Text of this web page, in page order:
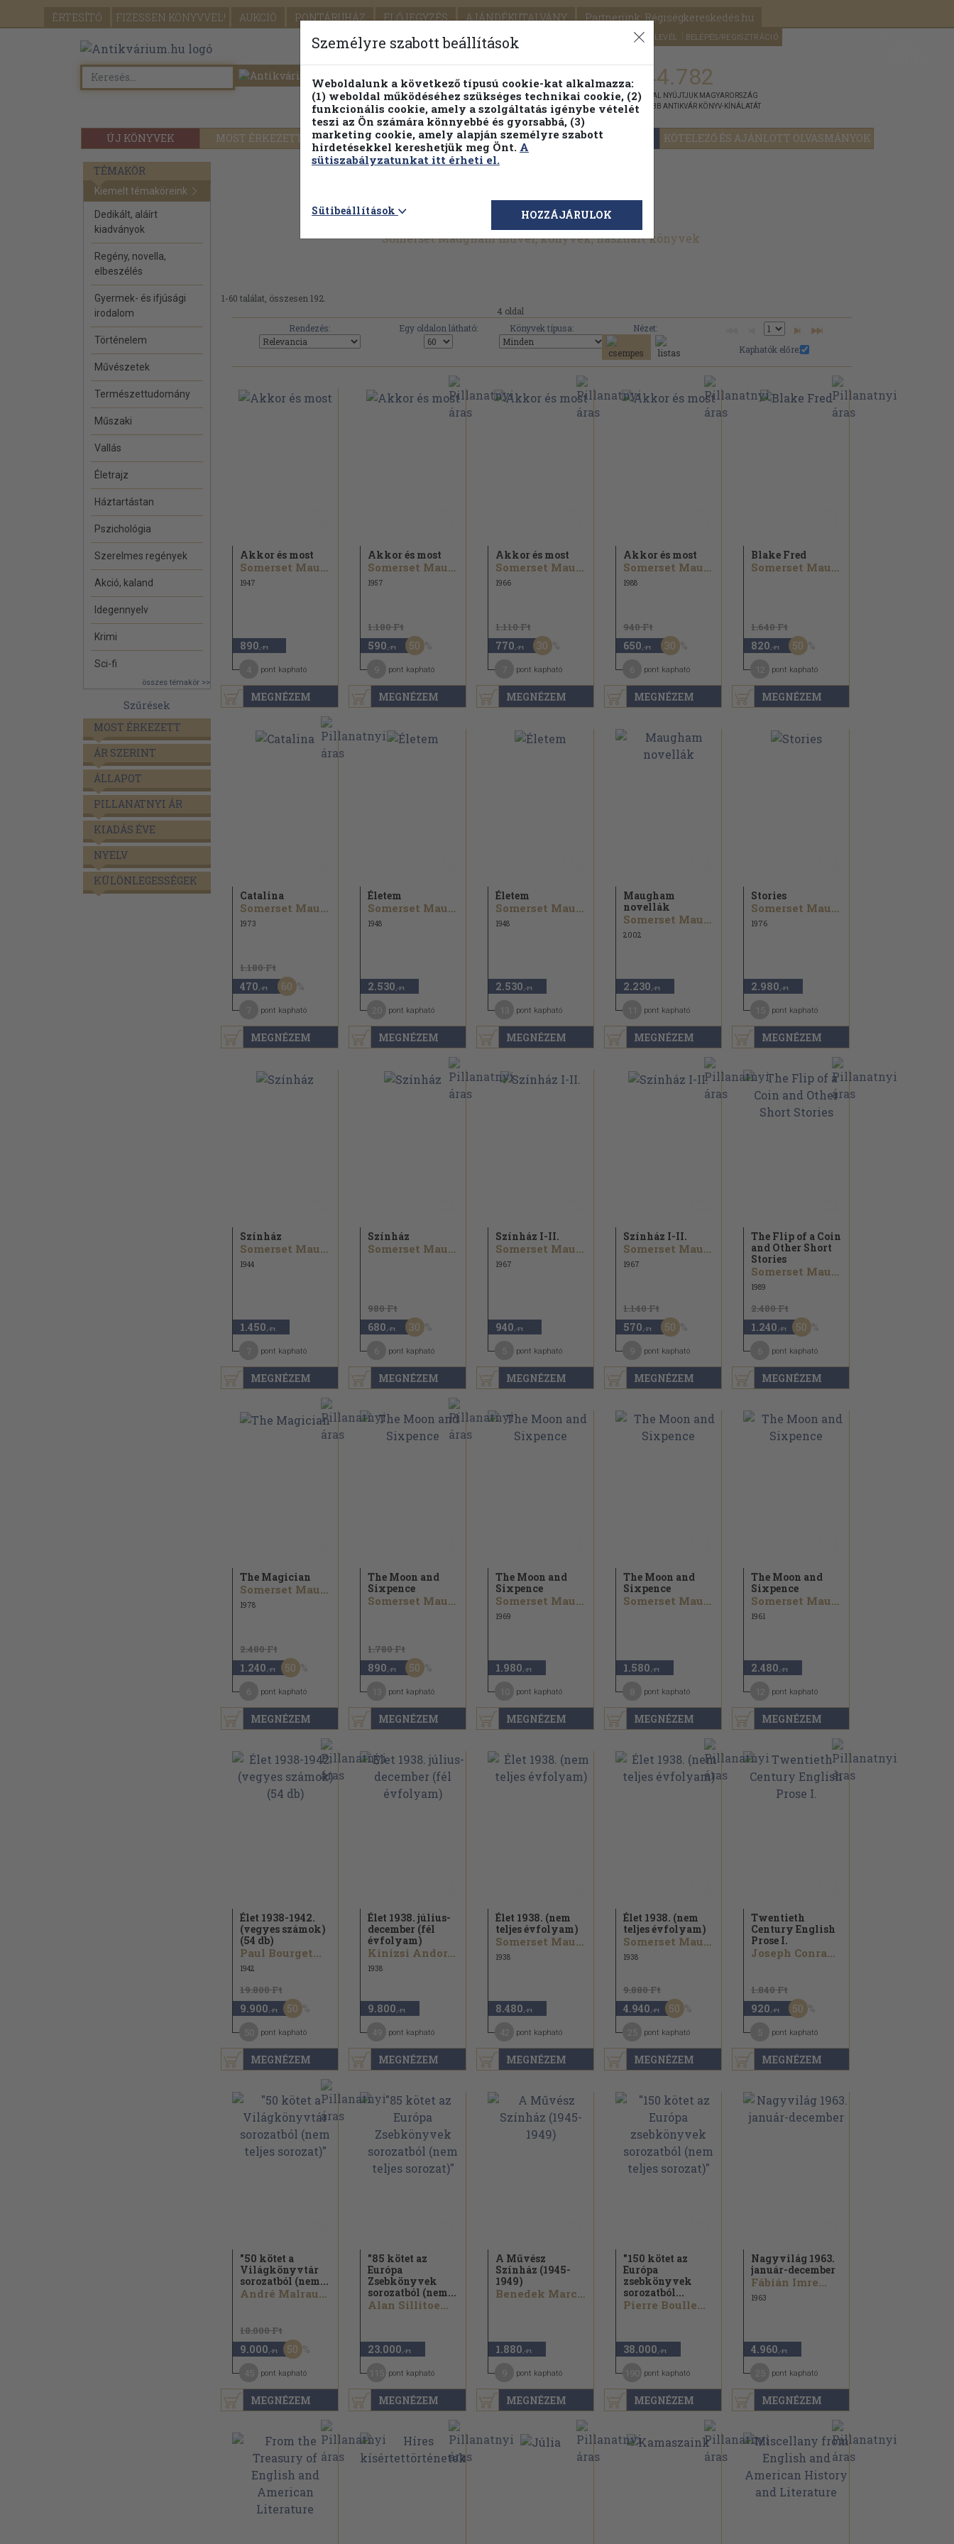
ÉRTESÍTŐ FIZESSEN KÖNYVVEL! AUKCIÓ PONTÁRUHÁZ ELŐJEGYZÉS AJÁNDÉKUTALVÁNY Partnerünk: Régiségkereskedés.hu
SEGÍTSÉG HÍRLEVÉL BELÉPÉS/REGISZTRÁCIÓ
ÚJ KÖNYVEK MOST ÉRKEZETT PILLANATNYI ÁRAINK FENNTARTHATÓ OLVASMÁNYOK KÖTELEZŐ ÉS AJÁNLOTT OLVASMÁNYOK
Részletes kereső Témaköri fa 1.144.782
KIADVÁNNYAL NYÚJTJUK MAGYARORSZÁG
LEGNAGYOBB ANTIKVÁR KÖNYV-KÍNÁLATÁT
TÉMAKÖR
Kiemelt témaköreink
Dedikált, aláírt
kiadványok
Regény, novella,
elbeszélés
Gyermek- és ifjúsági
irodalom
Történelem
Művészetek
Természettudomány
Műszaki
Vallás
Életrajz
Háztartástan
Pszichológia
Szerelmes regények
Akció, kaland
Idegennyelv
Krimi
Sci-fi
összes témakör >>
Szűrések
MOST ÉRKEZETT
ÁR SZERINT
ÁLLAPOT
PILLANATNYI ÁR
KIADÁS ÉVE
NYELV
KÜLÖNLEGESSÉGEK
Somerset Maugham művei, könyvek, használt könyvek
1-60 találat, összesen 192.
4 oldal
Rendezés:
Egy oldalon látható: Könyvek típusa:
Nézet:
Kaphatók előre:
MEGNÉZEM
Akkor és most
Somerset Maugham
1947
890 ,-Ft
pont kapható
MEGNÉZEM
Akkor és most
Somerset Maugham
1957
1.180 Ft
590 ,-Ft 50
pont kapható
MEGNÉZEM
Akkor és most
Somerset Maugham
1966
1.110 Ft
770 ,-Ft 30
pont kapható
MEGNÉZEM
Akkor és most
Somerset Maugham
1988
940 Ft
650 ,-Ft 30
pont kapható
MEGNÉZEM
Blake Fred
Somerset Maugham
1.640 Ft
820 ,-Ft 50
pont kapható
MEGNÉZEM
Catalina
Somerset Maugham
1973
1.180 Ft
470 ,-Ft 60
pont kapható
MEGNÉZEM
Életem
Somerset Maugham
1948
2.530 ,-Ft
pont kapható
MEGNÉZEM
Életem
Somerset Maugham
1948
2.530 ,-Ft
pont kapható
MEGNÉZEM
Maugham
novellák
Somerset Maugham
2002
2.230 ,-Ft
pont kapható
MEGNÉZEM
Stories
Somerset Maugham
1976
2.980 ,-Ft
pont kapható
MEGNÉZEM
Színház
Somerset Maugham
1944
1.450 ,-Ft
pont kapható
MEGNÉZEM
Színház
Somerset Maugham
980 Ft
680 ,-Ft 30
pont kapható
MEGNÉZEM
Színház I-II.
Somerset Maugham
1967
940 ,-Ft
pont kapható
MEGNÉZEM
Színház I-II.
Somerset Maugham
1967
1.140 Ft
570 ,-Ft 50
pont kapható
MEGNÉZEM
The Flip of a Coin
and Other Short
Stories
Somerset Maugham
1989
2.480 Ft
1.240 ,-Ft 50
pont kapható
MEGNÉZEM
The Magician
Somerset Maugham
1978
2.480 Ft
1.240 ,-Ft 50
pont kapható
MEGNÉZEM
The Moon and
Sixpence
Somerset Maugham
1.780 Ft
890 ,-Ft 50
pont kapható
MEGNÉZEM
The Moon and
Sixpence
Somerset Maugham
1969
1.980 ,-Ft
pont kapható
MEGNÉZEM
The Moon and
Sixpence
Somerset Maugham
1.580 ,-Ft
pont kapható
MEGNÉZEM
The Moon and
Sixpence
Somerset Maugham
1961
2.480 ,-Ft
pont kapható
MEGNÉZEM
Élet 1938-1942.
(vegyes számok)
(54 db)
Paul Bourget...
1942
19.800 Ft
9.900 ,-Ft 50
pont kapható
MEGNÉZEM
Élet 1938. július-
december (fél
évfolyam)
Kinizsi Andor...
1938
9.800 ,-Ft
pont kapható
MEGNÉZEM
Élet 1938. (nem
teljes évfolyam)
Somerset Maugham...
1938
8.480 ,-Ft
pont kapható
MEGNÉZEM
Élet 1938. (nem
teljes évfolyam)
Somerset Maugham...
1938
9.880 Ft
4.940 ,-Ft 50
pont kapható
MEGNÉZEM
Twentieth
Century English
Prose I.
Joseph Conrad...
1.840 Ft
920 ,-Ft 50
pont kapható
MEGNÉZEM
"50 kötet a
Világkönyvtár
sorozatból (nem...
André Malraux...
18.000 Ft
9.000 ,-Ft 50
pont kapható
MEGNÉZEM
"85 kötet az
Európa
Zsebkönyvek
sorozatból (nem...
Alan Sillitoe...
23.000 ,-Ft
pont kapható
MEGNÉZEM
A Művész
Színház (1945-
1949)
Benedek Marcell...
1.880 ,-Ft
pont kapható
MEGNÉZEM
"150 kötet az
Európa
zsebkönyvek
sorozatból...
Pierre Boulle...
38.000 ,-Ft
pont kapható
MEGNÉZEM
Nagyvilág 1963.
január-december
Fábián Imre...
1963
4.960 ,-Ft
pont kapható
Személyre szabott beállítások
Weboldalunk a következő típusú cookie-kat alkalmazza:
(1) weboldal működéséhez szükséges technikai cookie, (2)
funkcionális cookie, amely a szolgáltatás igénybe vételét
teszi az Ön számára könnyebbé és gyorsabbá, (3)
marketing cookie, amely alapján személyre szabott
hirdetésekkel kereshetjük meg Önt. A
sütiszabályzatunkat itt érheti el.
Sütibeállítások HOZZÁJÁRULOK